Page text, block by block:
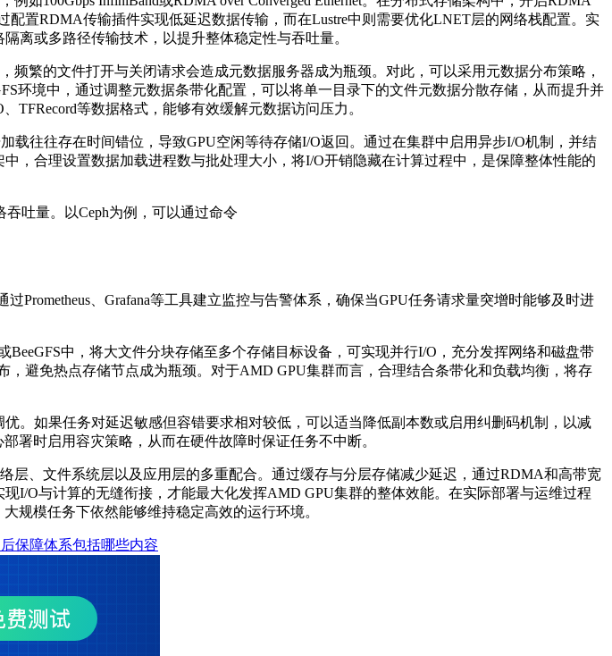
配置RDMA传输插件实现低延迟数据传输，而在Lustre中则需要优化LNET层的网络栈配置。实
离或多路径传输技术，以提升整体稳定性与吞吐量。
频繁的文件打开与关闭请求会造成元数据服务器成为瓶颈。对此，可以采用元数据分布策略，
环境中，通过调整元数据条带化配置，可以将单一目录下的文件元数据分散存储，从而提升并
TFRecord等数据格式，能够有效缓解元数据访问压力。
载往往存在时间错位，导致GPU空闲等待存储I/O返回。通过在集群中启用异步I/O机制，并结
，合理设置数据加载进程数与批处理大小，将I/O开销隐藏在计算过程中，是保障整体性能的
吞吐量。以Ceph为例，可以通过命令
过Prometheus Grafana等工具建立监控与告警体系，确保当GPU任务请求量突增时能够及时进
BeeGFS中，将大文件分块存储至多个存储目标设备，可实现并行I/O ，充分发挥网络和磁盘带
，避免热点存储节点成为瓶颈。对于AMD GPU集群而言，合理结合条带化和负载均衡，将存
优。如果任务对延迟敏感但容错要求相对较低，可以适当降低副本数或启用纠删码机制，以减
署时启用容灾策略，从而在硬件故障时保证任务不中断。
层、文件系统层以及应用层的多重配合。通过缓存与分层存储减少延迟，通过RDMA和高带宽
现I/O与计算的无缝衔接，才能最大化发挥AMD GPU集群的整体效能。在实际部署与运维过程
规模任务下依然能够维持稳定高效的运行环境。
保障体系包括哪些内容